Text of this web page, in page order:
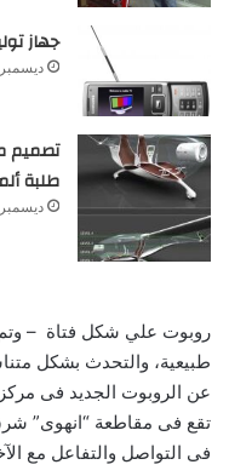
جهاز
ديسمبر 10, 2025
تصميم
طلبة
ديسمبر 10, 2025
روبوت علي شكل فتاة –
طبيعية، والتحدث بشكل
عن الروبوت الجديد فى
تقع فى مقاطعة “انهوى”
فى التواصل والتفاعل مع